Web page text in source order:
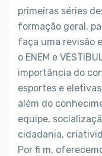
primeiras séries
formação geral,
faça uma revisão
o ENEM e
importância do
esportes e
além do
equipe,
cidadania,
Por fi m,